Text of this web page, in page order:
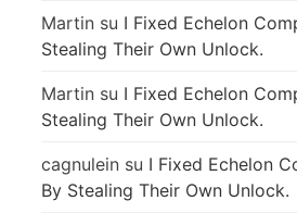
Martin su I Fixed Echelon
Stealing Their Own Unlock.
Martin su I Fixed Echelon
Stealing Their Own Unlock.
cagnulein su I Fixed Echelon
By Stealing Their Own Unlock.